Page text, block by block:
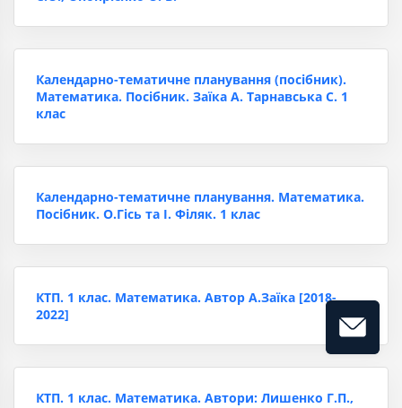
Календарно-тематичне планування (посібник).
Математика. Посібник. Заїка А. Тарнавська С. 1
клас
Календарно-тематичне планування. Математика.
Посібник. О.Гісь та І. Філяк. 1 клас
КТП. 1 клас. Математика. Автор А.Заїка [2018-
2022]
КТП. 1 клас. Математика. Автори: Лишенко Г.П.,